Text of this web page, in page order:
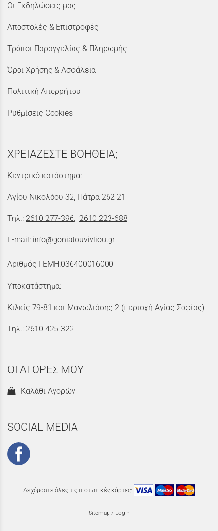
Οι Εκδηλώσεις μας
Αποστολές & Επιστροφές
Τρόποι Παραγγελίας & Πληρωμής
Όροι Χρήσης & Ασφάλεια
Πολιτική Απορρήτου
Ρυθμίσεις Cookies
ΧΡΕΙΑΖΕΣΤΕ ΒΟΗΘΕΙΑ;
Κεντρικό κατάστημα:
Αγίου Νικολάου 32, Πάτρα 262 21
Τηλ.: 2610 277-396, 2610 223-688
E-mail: info@goniatouvivliou.gr
Αριθμός ΓΕΜΗ:036400016000
Υποκατάστημα:
Κιλκίς 79-81 και Μανωλιάσης 2 (περιοχή Αγίας Σοφίας)
Τηλ.: 2610 425-322
ΟΙ ΑΓΟΡΕΣ ΜΟΥ
Καλάθι Αγορών
SOCIAL MEDIA
Δεχόμαστε όλες τις πιστωτικές κάρτες:
Sitemap / Login